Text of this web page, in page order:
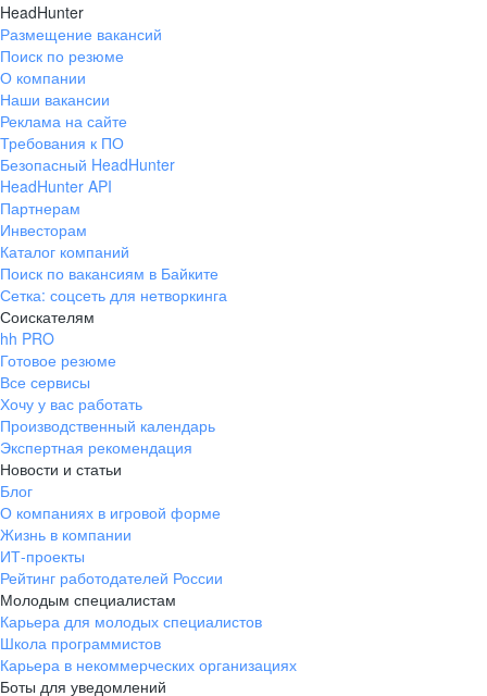
HeadHunter
Размещение вакансий
Поиск по резюме
О компании
Наши вакансии
Реклама на сайте
Требования к ПО
Безопасный HeadHunter
HeadHunter API
Партнерам
Инвесторам
Каталог компаний
Поиск по вакансиям в Байките
Сетка: соцсеть для нетворкинга
Соискателям
hh PRO
Готовое резюме
Все сервисы
Хочу у вас работать
Производственный календарь
Экспертная рекомендация
Новости и статьи
Блог
О компаниях в игровой форме
Жизнь в компании
ИТ-проекты
Рейтинг работодателей России
Молодым специалистам
Карьера для молодых специалистов
Школа программистов
Карьера в некоммерческих организациях
Боты для уведомлений